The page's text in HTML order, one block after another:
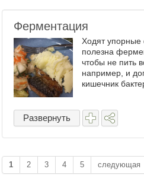
Ферментация
Ходят упорные
полезна
чтобы не пить
например, и
кишечник
Развернуть
1 2 3 4 5 следующая